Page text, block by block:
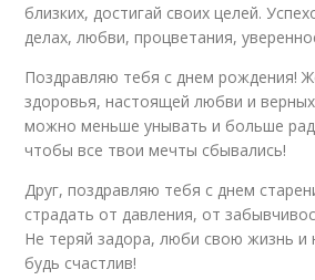
близких, достигай своих целей.
делах, любви, процветания,
Поздравляю тебя с днем рождения!
здоровья, настоящей любви и
можно меньше унывать и больше
чтобы все твои мечты сбывались!
Друг, поздравляю тебя с днем
страдать от давления, от
Не теряй задора, люби свою жизнь и
будь счастлив!